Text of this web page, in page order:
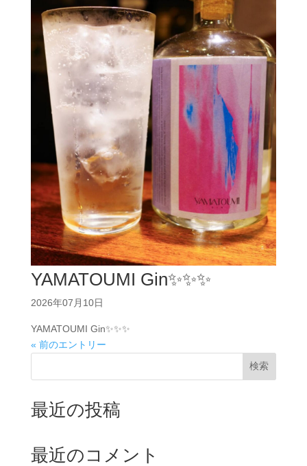
YAMATOUMI Gin✨✨✨
2026年07月10日
YAMATOUMI Gin✨✨✨
« 前のエントリー
検索
最近の投稿
最近のコメント